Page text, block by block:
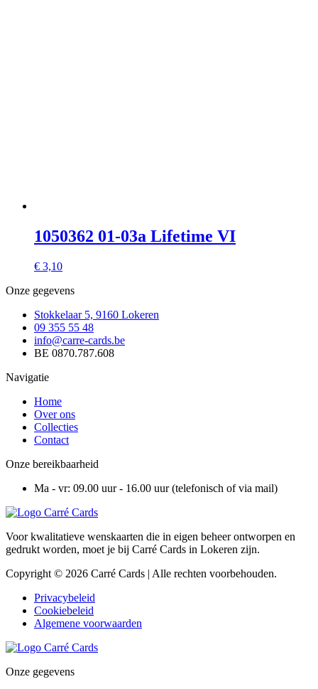
1050362 01-03a Lifetime VI
€ 3,10
Onze gegevens
Stokkelaar 5, 9160 Lokeren
09 355 55 48
info@carre-cards.be
BE 0870.787.608
Navigatie
Home
Over ons
Collecties
Contact
Onze bereikbaarheid
Ma - vr: 09.00 uur - 16.00 uur (telefonisch of via mail)
Voor kwalitatieve wenskaarten die in eigen beheer ontworpen en
gedrukt worden, moet je bij Carré Cards in Lokeren zijn.
Copyright © 2026 Carré Cards | Alle rechten voorbehouden.
Privacybeleid
Cookiebeleid
Algemene voorwaarden
Onze gegevens